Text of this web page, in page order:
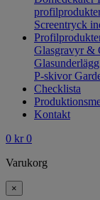
Screentryck
Glasgravyr &
Glasunderlägg
P-skivor
Checklista
Kontakt
0 kr 0
Varukorg
×